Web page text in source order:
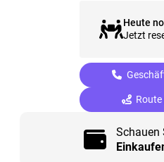
Heute
Jetzt
Route
Schauen